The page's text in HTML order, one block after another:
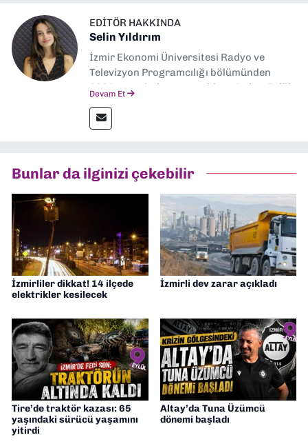
EDITÖR HAKKINDA
Selin Yıldırım
İzmir Ekonomi Üniversitesi Radyo ve
Televizyon Programcılığı bölümünden
2024 senesinde mezun oldum. Dokuz Eylül
editörlük görevini de üstleniyorum.
Devam Et
Bunlar da ilginizi çekebilir
İzmirliler dikkat! 14 ilçede
elektrikler kesilecek
İzmirli dev zarar açıkladı
Tire’de traktör kazası: 65
yaşındaki sürücü yaşamını
yitirdi
Altay’da Tuna Üzümcü
dönemi başladı